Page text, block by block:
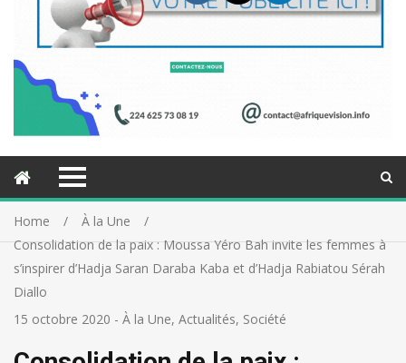
Home
À la Une
Consolidation de la paix : Moussa Yéro Bah invite les femmes à
s’inspirer d’Hadja Saran Daraba Kaba et d’Hadja Rabiatou Sérah
Diallo
15 octobre 2020 - À la Une, Actualités, Société